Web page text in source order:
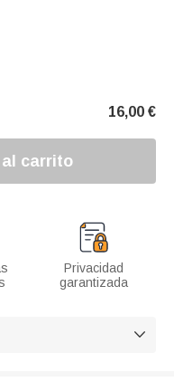
16,00 €
carrito
Privacidad
garantizada
